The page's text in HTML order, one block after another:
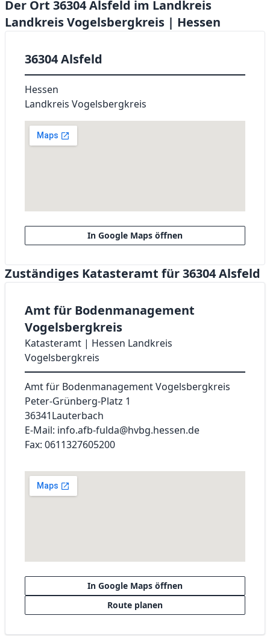
Der Ort 36304 Alsfeld im Landkreis
Landkreis Vogelsbergkreis | Hessen
36304 Alsfeld
Hessen
Landkreis Vogelsbergkreis
In Google Maps öffnen
Zuständiges Katasteramt für 36304 Alsfeld
Amt für Bodenmanagement
Vogelsbergkreis
Katasteramt | Hessen Landkreis
Vogelsbergkreis
Amt für Bodenmanagement Vogelsbergkreis
Peter-Grünberg-Platz 1
36341Lauterbach
E-Mail: info.afb-fulda@hvbg.hessen.de
Fax: 0611327605200
In Google Maps öffnen
Route planen